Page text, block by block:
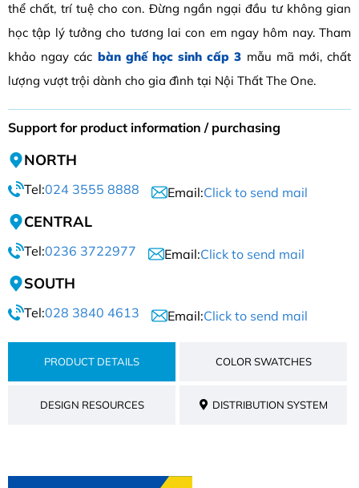
thể chất, trí tuệ cho con. Đừng ngần ngại đầu tư không gian
học tập lý tưởng cho tương lai con em ngay hôm nay. Tham
khảo ngay các bàn ghế học sinh cấp 3 mẫu mã mới, chất
lượng vượt trội dành cho gia đình tại Nội Thất The One.
Support for product information / purchasing
NORTH
Tel:024 3555 8888 Email:Click to send mail
CENTRAL
Tel:0236 3722977 Email:Click to send mail
SOUTH
Tel:028 3840 4613 Email:Click to send mail
PRODUCT DETAILS COLOR SWATCHES
DESIGN RESOURCES DISTRIBUTION SYSTEM